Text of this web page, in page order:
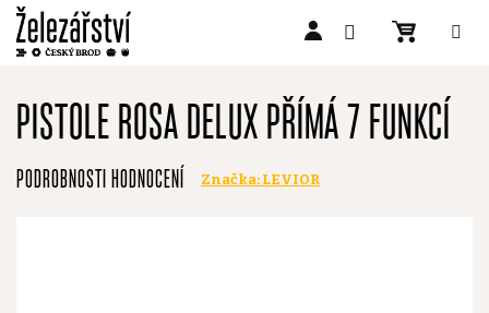
obsah
PISTOLE ROSA DELUX PŘÍMÁ 7 FUNKCÍ
Průměrné
hodnocení
PODROBNOSTI HODNOCENÍ Značka: LEVIOR